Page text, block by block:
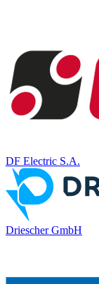
DF Electric S.A.
Driescher GmbH